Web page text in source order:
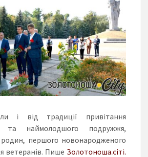
і від традиції привітання
та наймолодшого подружжя,
родин, першого новонародженого
ветеранів. Пише Золотоноша.сіті.